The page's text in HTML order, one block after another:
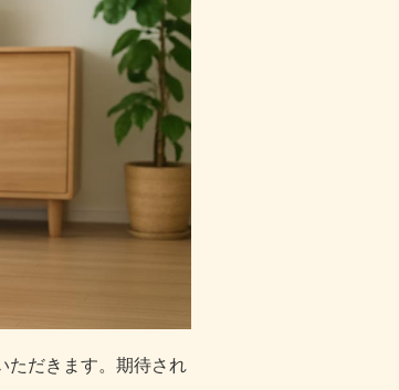
ただきます。期待され